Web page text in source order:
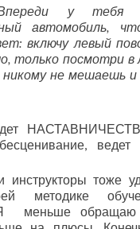
у тебя
автомобиль,
включу левый
только посмотри в
никому не мешаешь
инструкторы тоже
методике
меньше обращаю